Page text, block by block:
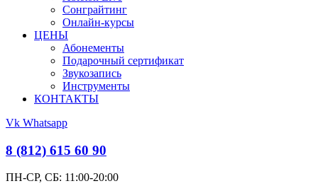
Сонграйтинг
Онлайн-курсы
ЦЕНЫ
Абонементы
Подарочный сертификат
Звукозапись
Инструменты
КОНТАКТЫ
Vk Whatsapp
8 (812) 615 60 90
ПН-СР, СБ: 11:00-20:00